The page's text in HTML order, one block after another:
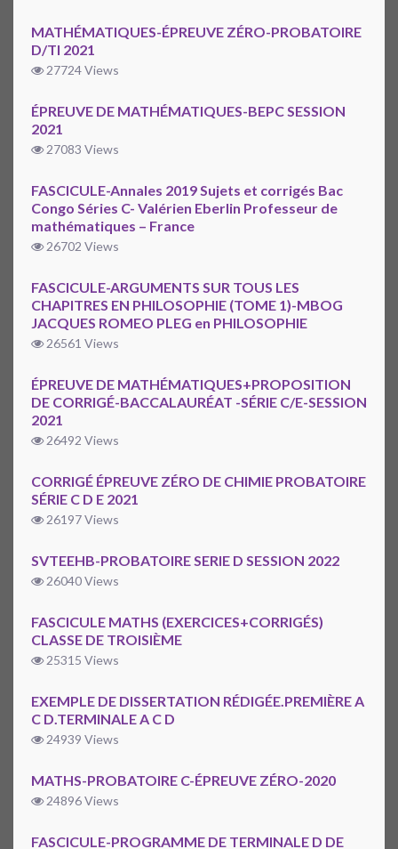
MATHÉMATIQUES-ÉPREUVE ZÉRO-PROBATOIRE
D/TI 2021
27724 Views
ÉPREUVE DE MATHÉMATIQUES-BEPC SESSION
2021
27083 Views
FASCICULE-Annales 2019 Sujets et corrigés Bac
Congo Séries C- Valérien Eberlin Professeur de
mathématiques – France
26702 Views
FASCICULE-ARGUMENTS SUR TOUS LES
CHAPITRES EN PHILOSOPHIE (TOME 1)-MBOG
JACQUES ROMEO PLEG en PHILOSOPHIE
26561 Views
ÉPREUVE DE MATHÉMATIQUES+PROPOSITION
DE CORRIGÉ-BACCALAURÉAT -SÉRIE C/E-SESSION
2021
26492 Views
CORRIGÉ ÉPREUVE ZÉRO DE CHIMIE PROBATOIRE
SÉRIE C D E 2021
26197 Views
SVTEEHB-PROBATOIRE SERIE D SESSION 2022
26040 Views
FASCICULE MATHS (EXERCICES+CORRIGÉS)
CLASSE DE TROISIÈME
25315 Views
EXEMPLE DE DISSERTATION RÉDIGÉE.PREMIÈRE A
C D.TERMINALE A C D
24939 Views
MATHS-PROBATOIRE C-ÉPREUVE ZÉRO-2020
24896 Views
FASCICULE-PROGRAMME DE TERMINALE D DE